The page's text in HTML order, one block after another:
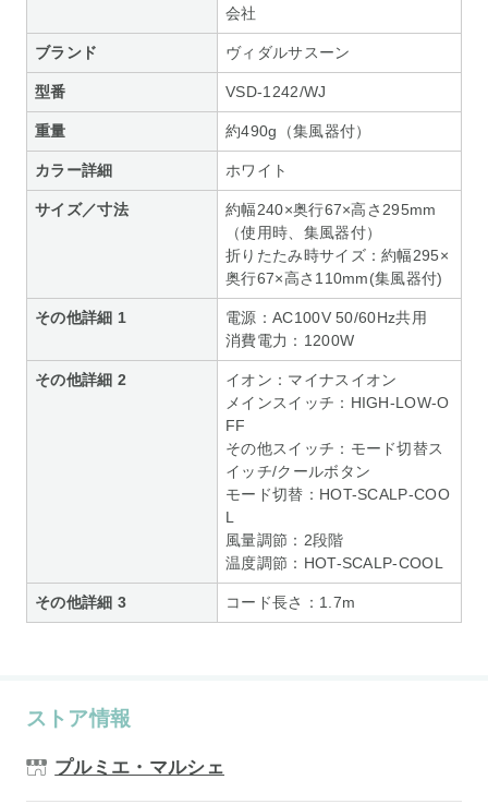
会社
ブランド ヴィダルサスーン
型番 VSD-1242/WJ
重量 約490g（集風器付）
カラー詳細 ホワイト
サイズ／寸法
約幅240×奥行67×高さ295mm
（使用時、集風器付）
折りたたみ時サイズ：約幅295×
奥行67×高さ110mm(集風器付)
その他詳細 1
電源：AC100V 50/60Hz共用
消費電力：1200W
その他詳細 2
イオン：マイナスイオン
メインスイッチ：HIGH-LOW-O
FF
その他スイッチ：モード切替ス
イッチ/クールボタン
モード切替：HOT-SCALP-COO
L
風量調節：2段階
温度調節：HOT-SCALP-COOL
その他詳細 3 コード長さ：1.7m
ストア情報
プルミエ・マルシェ